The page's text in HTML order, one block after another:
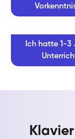
Ich hatte 1-3